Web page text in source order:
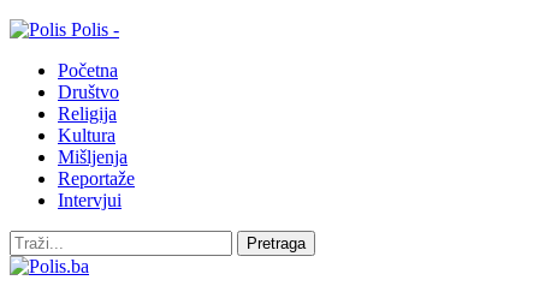
Polis -
Početna
Društvo
Religija
Kultura
Mišljenja
Reportaže
Intervjui